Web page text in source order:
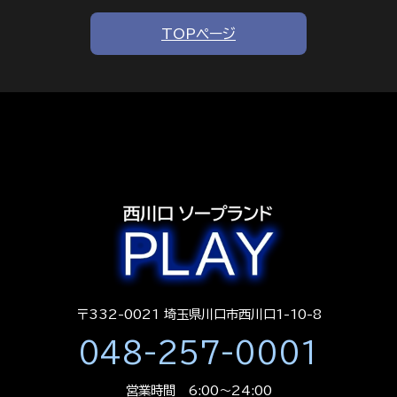
TOPページ
〒332-0021 埼玉県川口市西川口1-10-8
048-257-0001
営業時間 6:00～24:00